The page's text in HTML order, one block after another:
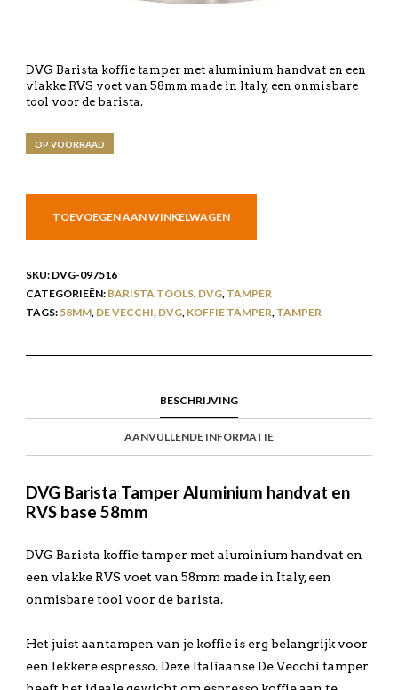
DVG Barista koffie tamper met aluminium handvat en een
vlakke RVS voet van 58mm made in Italy, een onmisbare
tool voor de barista.
OP VOORRAAD
TOEVOEGEN AAN WINKELWAGEN
SKU: DVG-097516
CATEGORIEËN: BARISTA TOOLS, DVG, TAMPER
TAGS: 58MM, DE VECCHI, DVG, KOFFIE TAMPER, TAMPER
BESCHRIJVING
AANVULLENDE INFORMATIE
DVG Barista Tamper Aluminium handvat en
RVS base 58mm
DVG Barista koffie tamper met aluminium handvat en
een vlakke RVS voet van 58mm made in Italy, een
onmisbare tool voor de barista.
Het juist aantampen van je koffie is erg belangrijk voor
een lekkere espresso. Deze Italiaanse De Vecchi tamper